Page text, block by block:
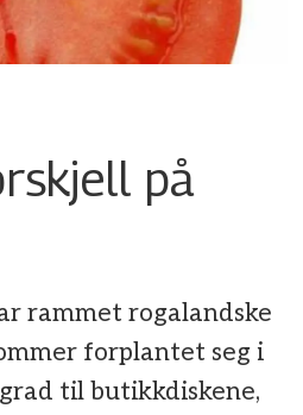
på
rammet rogalandske
forplantet seg i
til butikkdiskene,